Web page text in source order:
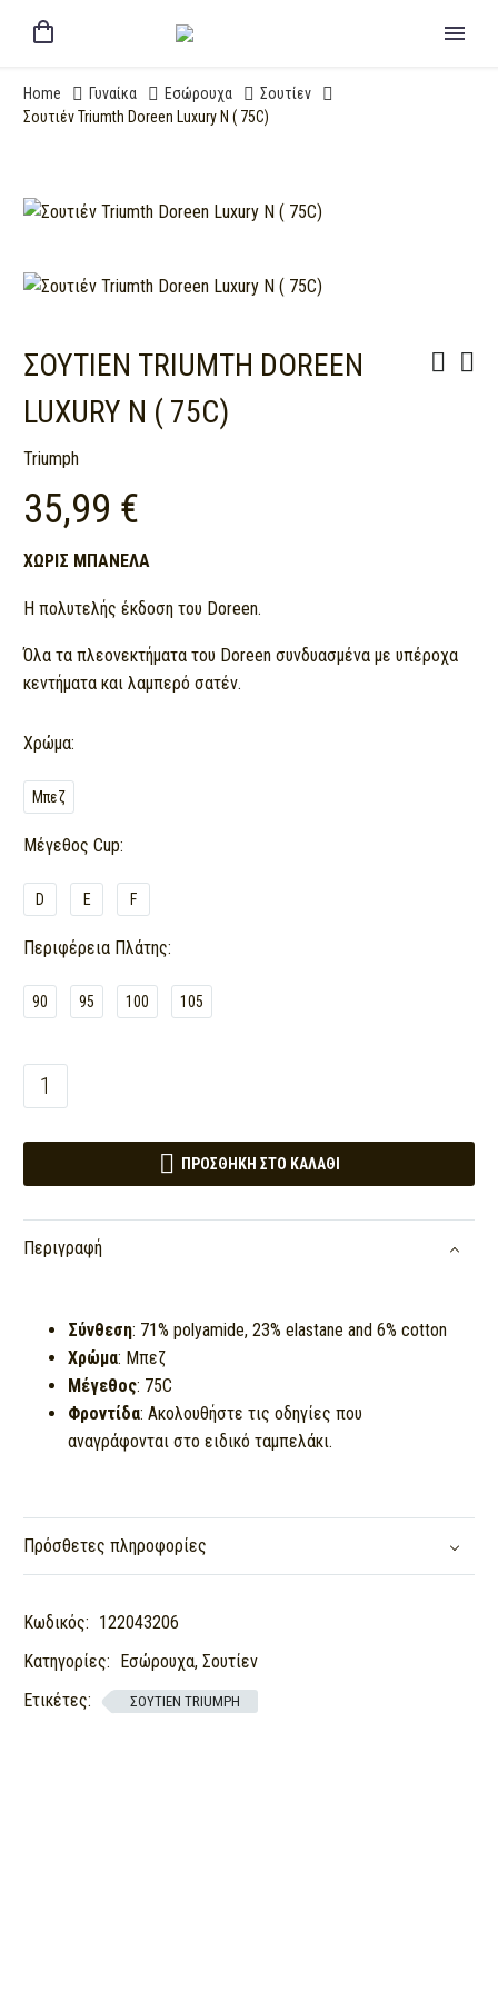
Home Γυναίκα Εσώρουχα
Σουτίεν
Σουτιέν Triumth Doreen Luxury N ( 75C)
ΣΟΥΤΙΈΝ TRIUMTH DOREEN
LUXURY N ( 75C)
Triumph
35,99 €
ΧΩΡΙΣ ΜΠΑΝΕΛΑ
Η πολυτελής έκδοση του Doreen.
Όλα τα πλεονεκτήματα του Doreen συνδυασμένα με υπέροχα
κεντήματα και λαμπερό σατέν.
Χρώμα
Μπεζ
Μέγεθος Cup
D E F
Περιφέρεια Πλάτης
90 95 100 105
Σουτιέν
Triumth
N
(
75C)
 ΠΡΟΣΘΉΚΗ ΣΤΟ ΚΑΛΆΘΙ
Περιγραφή
Σύνθεση: 71% polyamide, 23% elastane and 6% cotton
Χρώμα: Μπεζ
Μέγεθος: 75C
Φροντίδα: Ακολουθήστε τις οδηγίες που
αναγράφονται στο ειδικό ταμπελάκι.
Πρόσθετες πληροφορίες
Κωδικός: 122043206
Κατηγορίες: Εσώρουχα, Σουτίεν
Ετικέτες:
ΣΟΥΤΙΕΝ TRIUMPH